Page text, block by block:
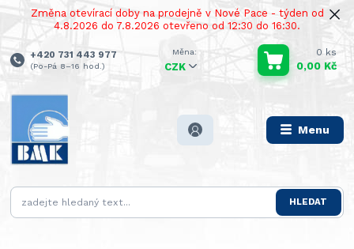
Změna otevírací doby na prodejně v Nové Pace - týden od
4.8.2026 do 7.8.2026 otevřeno od 12:30 do 16:30.
Menu
CZK
HLEDAT
+420 731 443 977
(Po-Pá 8–16 hod.)
0 ks
0,00 Kč